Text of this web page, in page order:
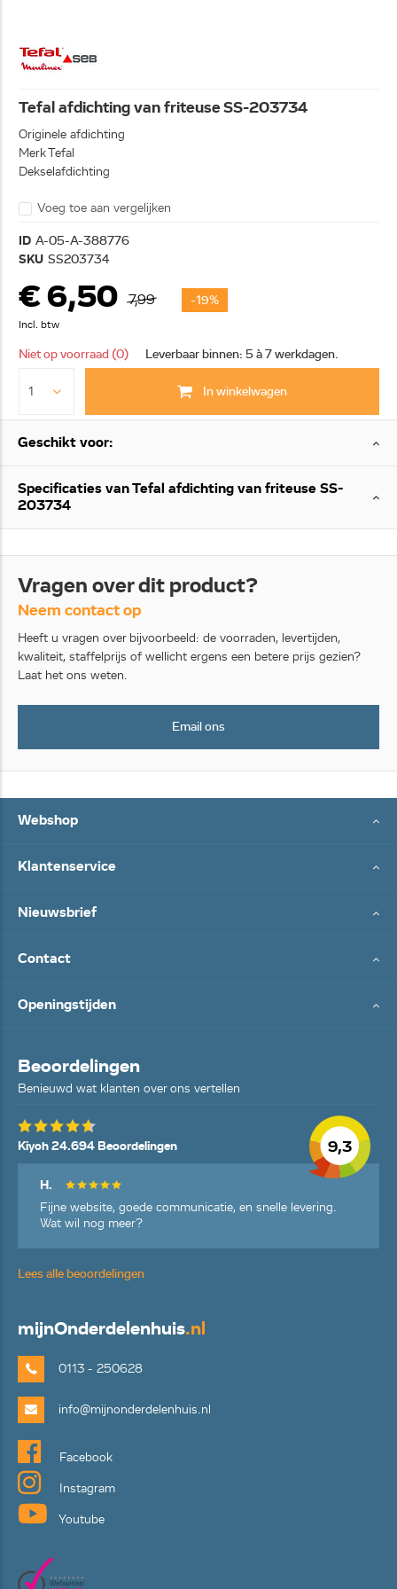
Tefal afdichting van friteuse SS-203734
Originele afdichting
Merk Tefal
Dekselafdichting
Voeg toe aan vergelijken
ID A-05-A-388776
SKU SS203734
€ 6,50 7,99 -19%
Incl. btw
Niet op voorraad (0) Leverbaar binnen: 5 à 7 werkdagen.
In winkelwagen
Geschikt voor:
Specificaties van Tefal afdichting van friteuse SS-
203734
Vragen over dit product?
Neem contact op
Heeft u vragen over bijvoorbeeld: de voorraden, levertijden,
kwaliteit, staffelprijs of wellicht ergens een betere prijs gezien?
Laat het ons weten.
Email ons
Webshop
Klantenservice
Nieuwsbrief
Contact
Openingstijden
Beoordelingen
Benieuwd wat klanten over ons vertellen
9,3
Kiyoh 24.694 Beoordelingen
H.
Fijne website, goede communicatie, en snelle levering.
Wat wil nog meer?
Lees alle beoordelingen
mijnOnderdelenhuis.nl
0113 - 250628
info@mijnonderdelenhuis.nl
Facebook
Instagram
Youtube